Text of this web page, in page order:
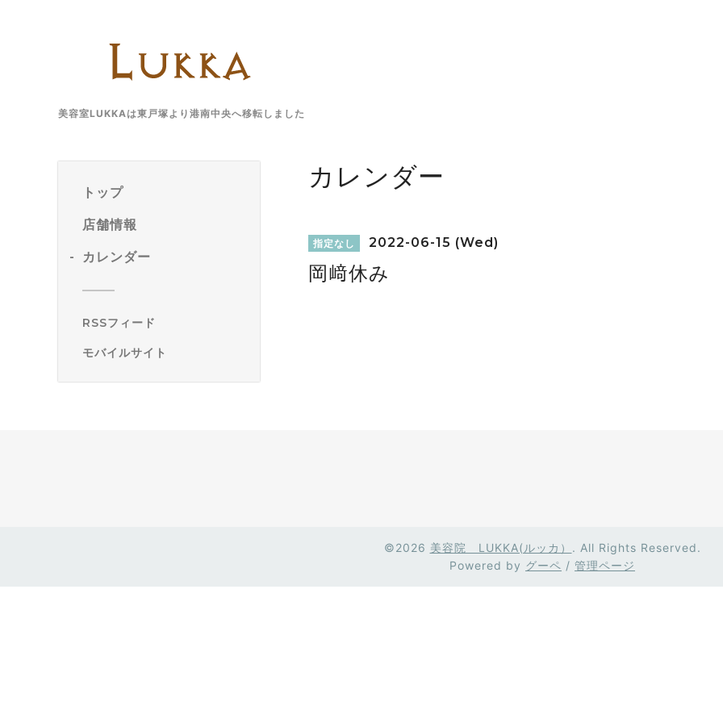
美容室LUKKAは東戸塚より港南中央へ移転しました
トップ
店舗情報
カレンダー
RSSフィード
モバイルサイト
カレンダー
指定なし 2022-06-15 (Wed)
岡﨑休み
©2026 美容院 LUKKA(ルッカ） . All Rights Reserved.
Powered by グーペ / 管理ページ